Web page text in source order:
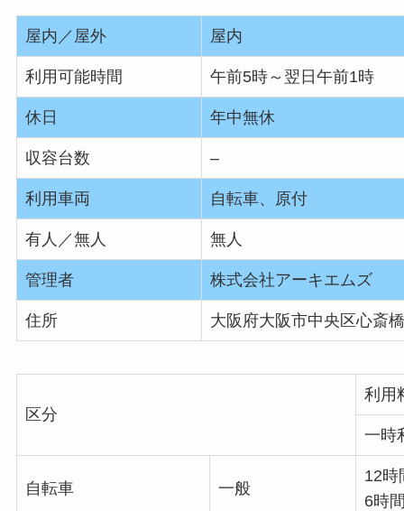
屋内／屋外 屋内
利用可能時間 午前5時～翌日午前1時
休日 年中無休
収容台数 –
利用車両 自転車、原付
有人／無人 無人
管理者 株式会社アーキエムズ
住所 大阪府大阪市中央区心斎
区分
利用
一時
自転車 一般
12時
6時